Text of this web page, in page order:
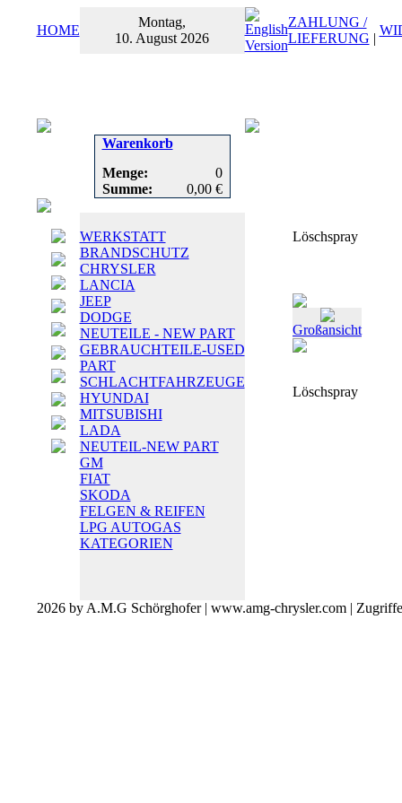
HOME
Montag,
10. August 2026
ZAHLUNG /
LIEFERUNG |
Warenkorb
Menge:
0
Summe:
0,00 €
WERKSTATT
BRANDSCHUTZ
CHRYSLER
LANCIA
JEEP
DODGE
NEUTEILE - NEW PART
GEBRAUCHTEILE-USED
PART
SCHLACHTFAHRZEUGE
HYUNDAI
MITSUBISHI
LADA
NEUTEIL-NEW PART
GM
FIAT
SKODA
FELGEN & REIFEN
LPG AUTOGAS
KATEGORIEN
Löschspray
Großansicht
Löschspray
2026 by A.M.G Schörghofer | www.amg-chrysler.com |